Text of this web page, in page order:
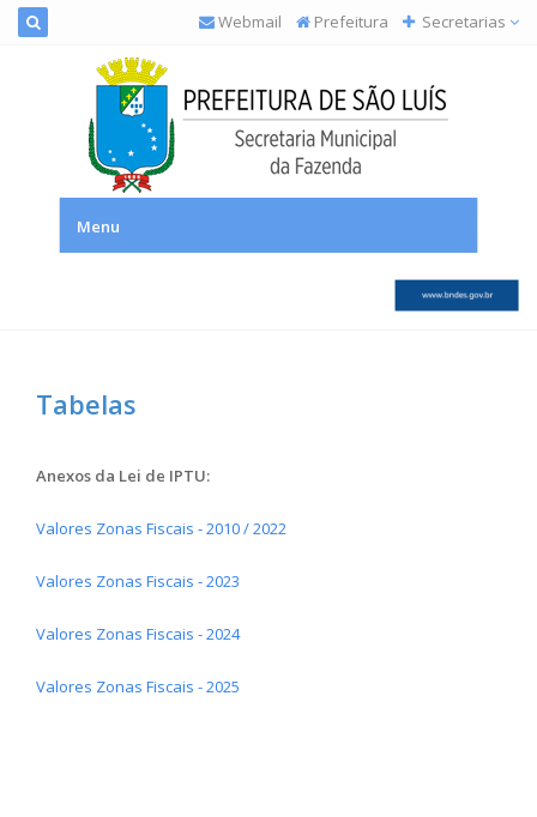
Webmail Prefeitura Secretarias
Menu
Tabelas
Anexos da Lei de IPTU:
Valores Zonas Fiscais - 2010 / 2022
Valores Zonas Fiscais - 2023
Valores Zonas Fiscais - 2024
Valores Zonas Fiscais - 2025